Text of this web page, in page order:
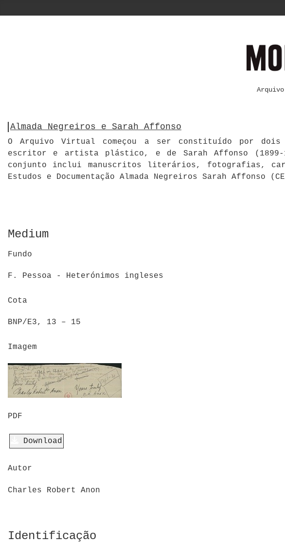
Almada Negreiros e Sarah Affonso
O Arquivo Virtual começou a ser constituído por dois
escritor e artista plástico, e de Sarah Affonso (1899-
conjunto inclui manuscritos literários, fotografias,
Estudos e Documentação Almada Negreiros Sarah Affonso
Medium
Fundo
F. Pessoa - Heterónimos ingleses
Cota
BNP/E3, 13 – 15
Imagem
PDF
Download
Autor
Charles Robert Anon
Identificação